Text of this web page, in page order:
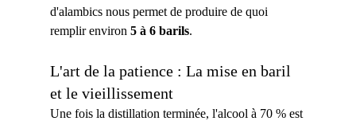
d'alambics nous permet de produire de quoi
remplir environ 5 à 6 barils.
L'art de la patience : La mise en baril
et le vieillissement
Une fois la distillation terminée, l'alcool à 70 % est